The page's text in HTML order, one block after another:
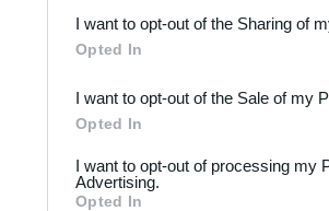
Downstream Participants
third parties.
I want to opt-out of the Sharing of
Opted In
I want to opt-out of the Sale of my
Opted In
I want to opt-out of processing my
Advertising.
Opted In